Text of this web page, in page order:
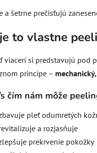
a šetrne prečisťujú
to vlastne
viacerí si predstavujú pod
princípe –
čím nám môže
pleť odumretých
a rozjasňuje
prekrvenie pokožky